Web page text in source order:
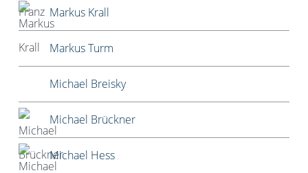
Markus Krall
Markus Turm
Michael Breisky
Michael Brückner
Michael Hess